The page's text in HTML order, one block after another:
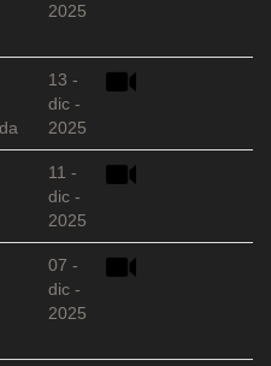
2025
13 -
dic -
2025
11 -
dic -
2025
07 -
dic -
2025